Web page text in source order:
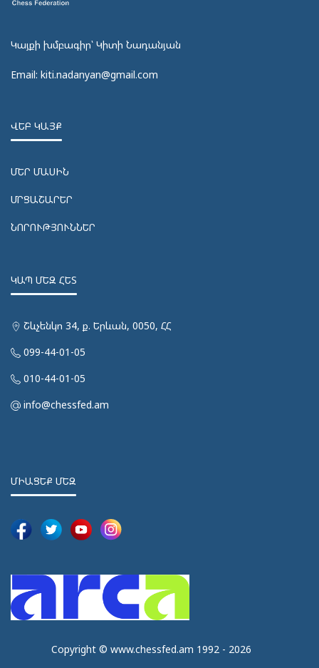
Կայքի խմբագիր՝ Կիտի Նադանյան
Email: kiti.nadanyan@gmail.com
ՎԵԲ ԿԱՅՔ
ՄԵՐ ՄԱՍԻՆ
ՄՐՑԱՇԱՐԵՐ
ՆՈՐՈՒԹՅՈՒՆՆԵՐ
ԿԱՊ ՄԵԶ ՀԵՏ
Շևչենկո 34, ք. Երևան, 0050, ՀՀ
099-44-01-05
010-44-01-05
info@chessfed.am
ՄԻԱՑԵՔ ՄԵԶ
Copyright © www.chessfed.am 1992 - 2026